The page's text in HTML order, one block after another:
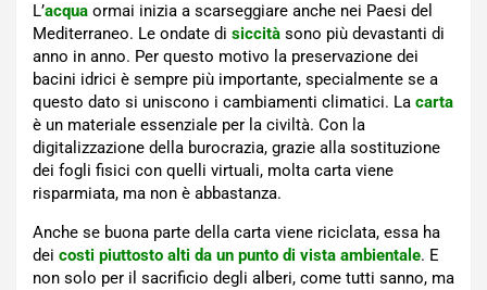
L’acqua ormai inizia a scarseggiare anche nei Paesi del
Mediterraneo. Le ondate di siccità sono più devastanti di
anno in anno. Per questo motivo la preservazione dei
bacini idrici è sempre più importante, specialmente se a
questo dato si uniscono i cambiamenti climatici. La carta
è un materiale essenziale per la civiltà. Con la
digitalizzazione della burocrazia, grazie alla sostituzione
dei fogli fisici con quelli virtuali, molta carta viene
risparmiata, ma non è abbastanza.
Anche se buona parte della carta viene riciclata, essa ha
dei costi piuttosto alti da un punto di vista ambientale. E
non solo per il sacrificio degli alberi, come tutti sanno, ma